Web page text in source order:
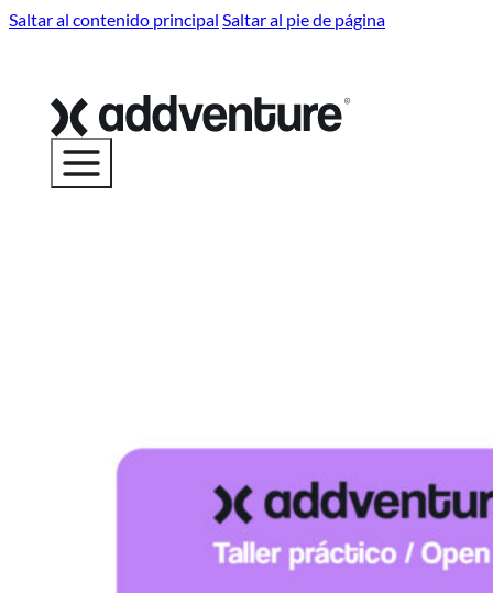
Saltar al contenido principal Saltar al pie de página